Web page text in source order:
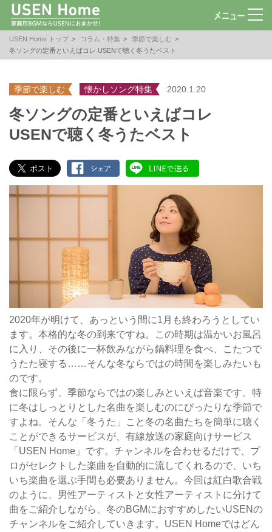
USEN Home トップ コラム・特集
季節で楽しむ
冬ソングの定番といえばコレ USENで聴く冬うたベスト
冬ソングの定番といえばコレ
USENで聴く冬うたベスト
2020.1.20
季節で楽しむ 懐かしソング特集
2020年が明けて、あっという間に1月も終わろうとしてい
ます。本格的な冬の到来ですね。この時期は温かいお風呂
に入り、その後に一杯飲みながら鍋料理を食べ、こたつで
うたた寝する……そんな冬ならではの時間を楽しみたいも
のです。
食に限らず、季節ならではの楽しみといえば音楽です。特
に冬はしっとりとした名曲を楽しむのにぴったりな季節で
すよね。そんな「冬うた」こと冬の名曲たちを簡単に聴く
ことができるサービスが、有線放送の家庭向けサービス
「USEN Home」です。チャンネルを合わせるだけで、プ
ロがセレクトした楽曲を自動的に流してくれるので、いち
いち楽曲を選ぶ手間も必要ありません。今回は紅白歌合戦
のように、男性アーティストと女性アーティストに分けて
曲をご紹介しながら、冬のBGMにおすすめしたいUSENの
チャンネルをご紹介していきます。USEN Homeではどん